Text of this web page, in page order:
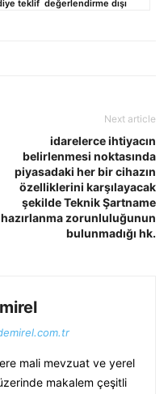
teklif değerlendirme dışı
Next article
idarelerce ihtiyacın
belirlenmesi noktasında
piyasadaki her bir cihazın
özelliklerini karşılayacak
şekilde Teknik Şartname
hazırlanma zorunluluğunun
bulunmadığı hk.
mali mevzuat ve yerel
makalem çeşitli